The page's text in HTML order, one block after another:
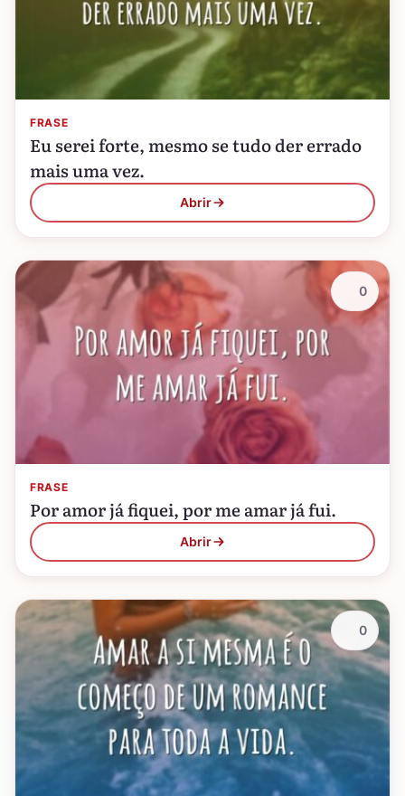
FRASE
Eu serei forte, mesmo se tudo der errado
mais uma vez.
Abrir
FRASE
Por amor já fiquei, por me amar já fui.
Abrir
0
0